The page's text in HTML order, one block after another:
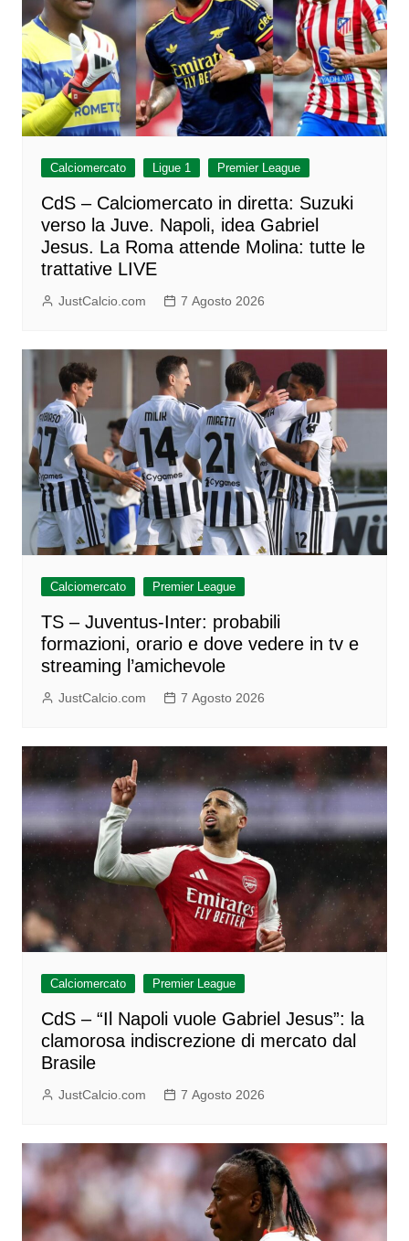
Calciomercato Ligue 1 Premier League
CdS – Calciomercato in diretta: Suzuki
verso la Juve. Napoli, idea Gabriel
Jesus. La Roma attende Molina: tutte le
trattative LIVE
JustCalcio.com 7 Agosto 2026
Calciomercato Premier League
TS – Juventus-Inter: probabili
formazioni, orario e dove vedere in tv e
streaming l’amichevole
JustCalcio.com 7 Agosto 2026
Calciomercato Premier League
CdS – “Il Napoli vuole Gabriel Jesus”: la
clamorosa indiscrezione di mercato dal
Brasile
JustCalcio.com 7 Agosto 2026